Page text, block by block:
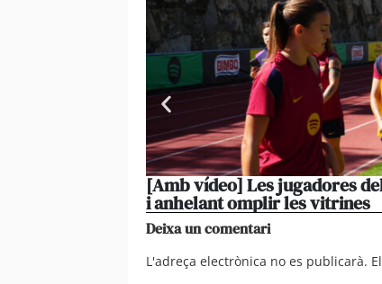
[Amb vídeo] Les jugadores
i anhelant omplir les vitrines
Deixa un comentari
L'adreça electrònica no es publicarà.